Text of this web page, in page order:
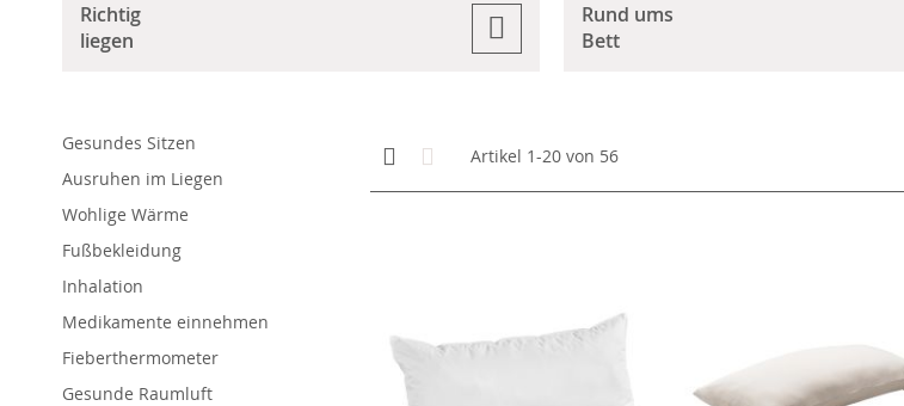
Richtig
liegen
Rund ums
Bett
Anzeigen
als
Kachelansicht
Artikel 1-20 von 56
Gesundes Sitzen
Ausruhen im Liegen
Wohlige Wärme
Fußbekleidung
Inhalation
Medikamente einnehmen
Fieberthermometer
Gesunde Raumluft